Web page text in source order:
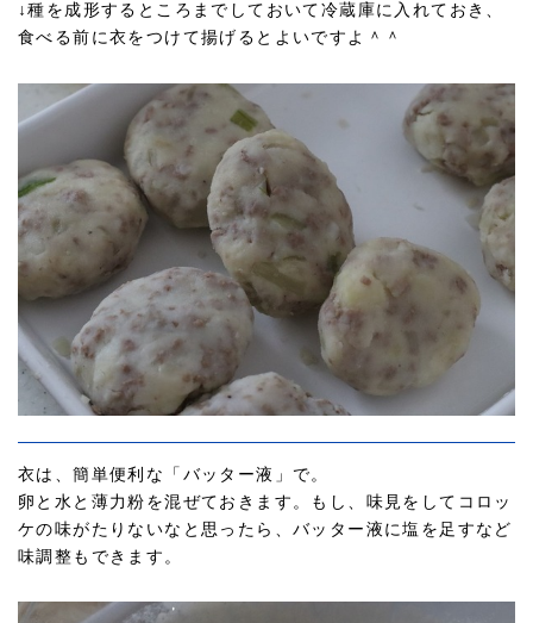
↓種を成形するところまでしておいて冷蔵庫に入れておき、
食べる前に衣をつけて揚げるとよいですよ＾＾
衣は、簡単便利な「バッター液」で。
卵と水と薄力粉を混ぜておきます。もし、味見をしてコロッ
ケの味がたりないなと思ったら、バッター液に塩を足すなど
味調整もできます。